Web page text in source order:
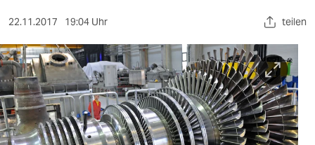
sport
berlin
nord
22.11.2017 19:04 Uhr teilen